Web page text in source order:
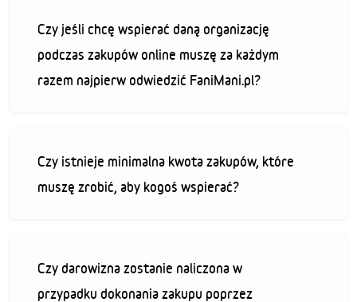
Czy jeśli chcę wspierać daną organizację
podczas zakupów online muszę za każdym
razem najpierw odwiedzić FaniMani.pl?
Czy istnieje minimalna kwota zakupów, które
muszę zrobić, aby kogoś wspierać?
Czy darowizna zostanie naliczona w
przypadku dokonania zakupu poprzez